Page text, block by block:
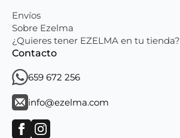
Envíos
Sobre Ezelma
¿Quieres tener EZELMA en tu tienda?
Contacto
659 672 256
info@ezelma.com